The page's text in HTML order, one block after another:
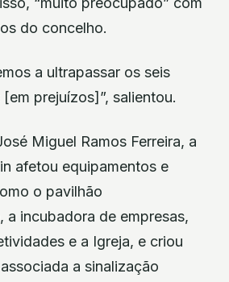
do concelho.
a ultrapassar os seis
prejuízos]”, salientou.
Miguel Ramos Ferreira, a
afetou equipamentos e
o pavilhão
a incubadora de empresas,
e a Igreja, e criou
a sinalização